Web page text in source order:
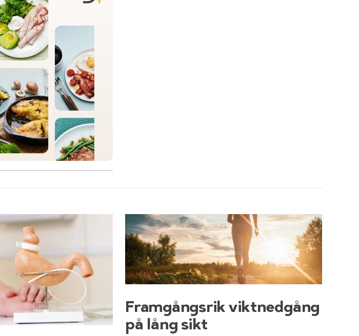
Framgångsrik viktnedgång
på lång sikt